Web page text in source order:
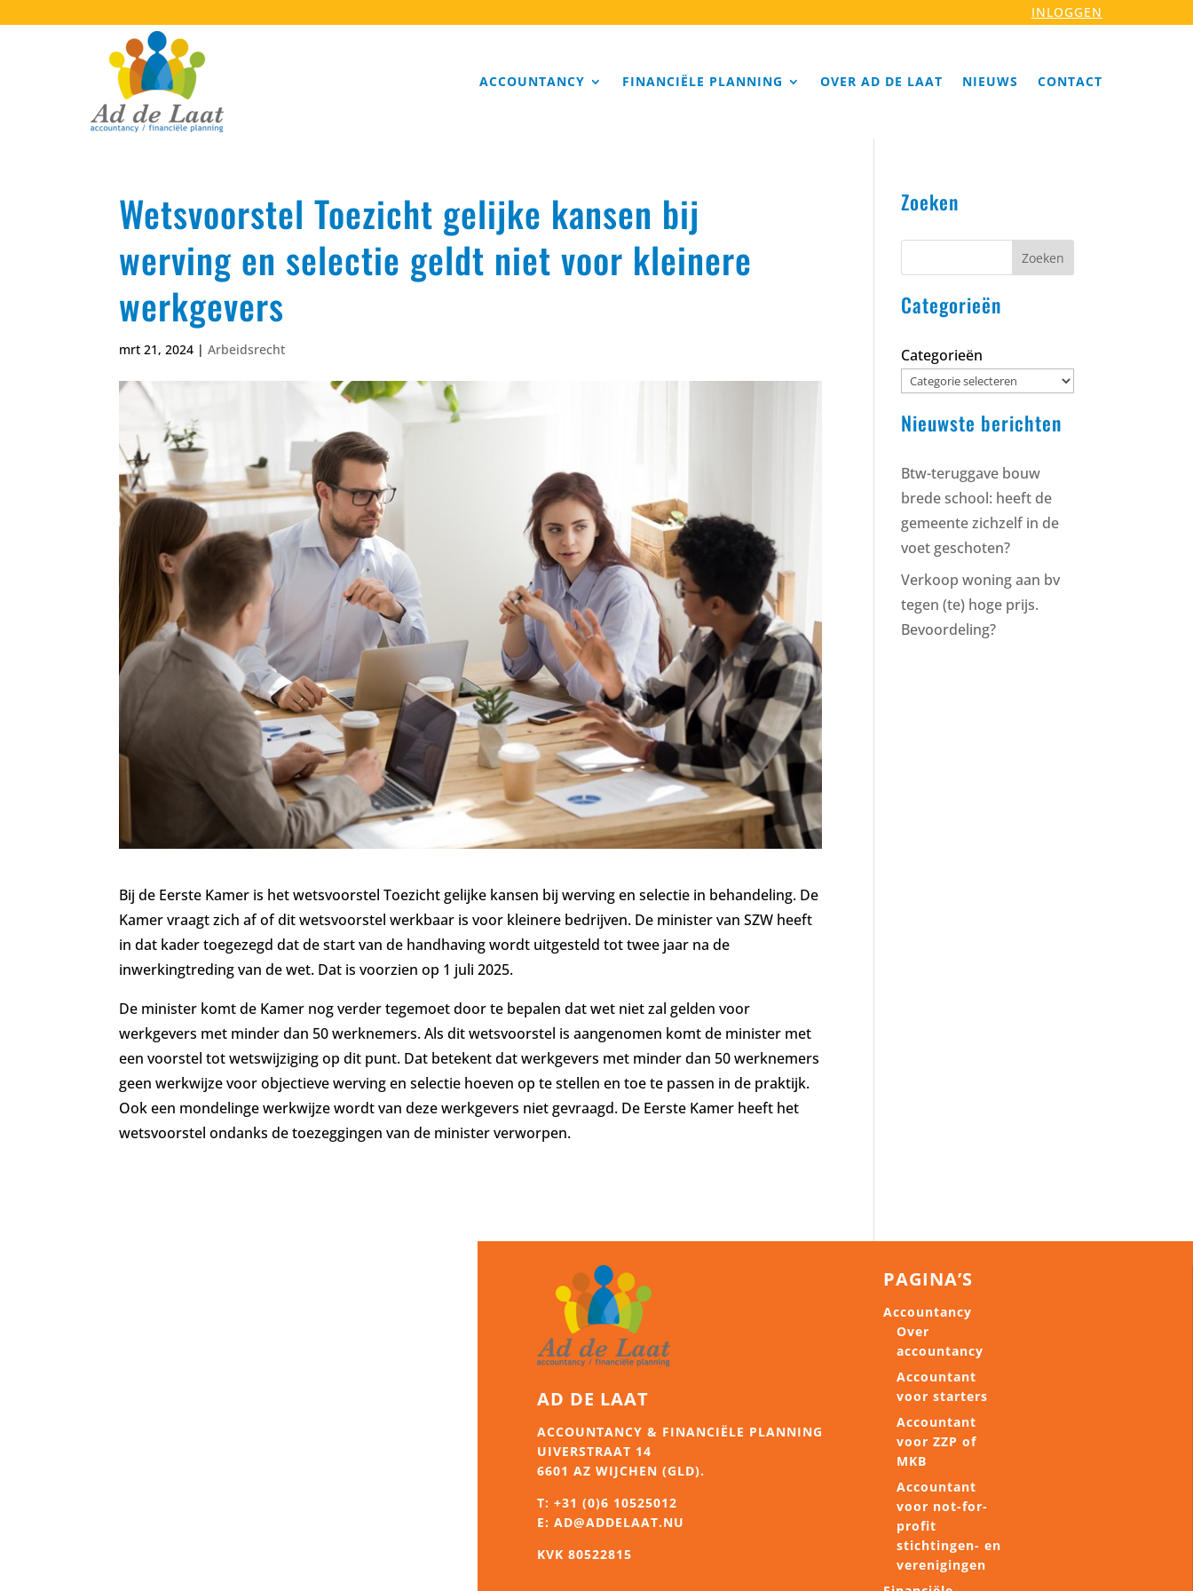
INLOGGEN
ACCOUNTANCY FINANCIËLE PLANNING OVER AD DE LAAT NIEUWS CONTACT
Wetsvoorstel Toezicht gelijke kansen bij
werving en selectie geldt niet voor kleinere
werkgevers
mrt 21, 2024 |Arbeidsrecht
Bij de Eerste Kamer is het wetsvoorstel Toezicht gelijke kansen bij werving en selectie in behandeling. De
Kamer vraagt zich af of dit wetsvoorstel werkbaar is voor kleinere bedrijven. De minister van SZW heeft
in dat kader toegezegd dat de start van de handhaving wordt uitgesteld tot twee jaar na de
inwerkingtreding van de wet. Dat is voorzien op 1 juli 2025.
De minister komt de Kamer nog verder tegemoet door te bepalen dat wet niet zal gelden voor
werkgevers met minder dan 50 werknemers. Als dit wetsvoorstel is aangenomen komt de minister met
een voorstel tot wetswijziging op dit punt. Dat betekent dat werkgevers met minder dan 50 werknemers
geen werkwijze voor objectieve werving en selectie hoeven op te stellen en toe te passen in de praktijk.
Ook een mondelinge werkwijze wordt van deze werkgevers niet gevraagd. De Eerste Kamer heeft het
wetsvoorstel ondanks de toezeggingen van de minister verworpen.
Zoeken
Zoeken
Categorieën
Categorieën
Nieuwste berichten
Btw-teruggave bouw
brede school: heeft de
gemeente zichzelf in de
voet geschoten?
Verkoop woning aan bv
tegen (te) hoge prijs.
Bevoordeling?
AD DE LAAT
ACCOUNTANCY & FINANCIËLE PLANNING
UIVERSTRAAT 14
6601 AZ WIJCHEN (GLD).
T: +31 (0)6 10525012
E: AD@ADDELAAT.NU
KVK 80522815
PAGINA’S
Accountancy
Over
accountancy
Accountant
voor starters
Accountant
voor ZZP of
MKB
Accountant
voor not-for-
profit
stichtingen- en
verenigingen